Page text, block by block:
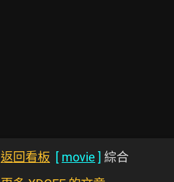
返回看板 [ movie ] 綜合